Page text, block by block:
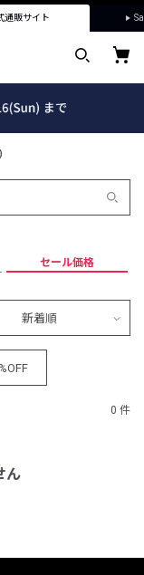
通販サイト
セール価格
新着順
0 件
ん